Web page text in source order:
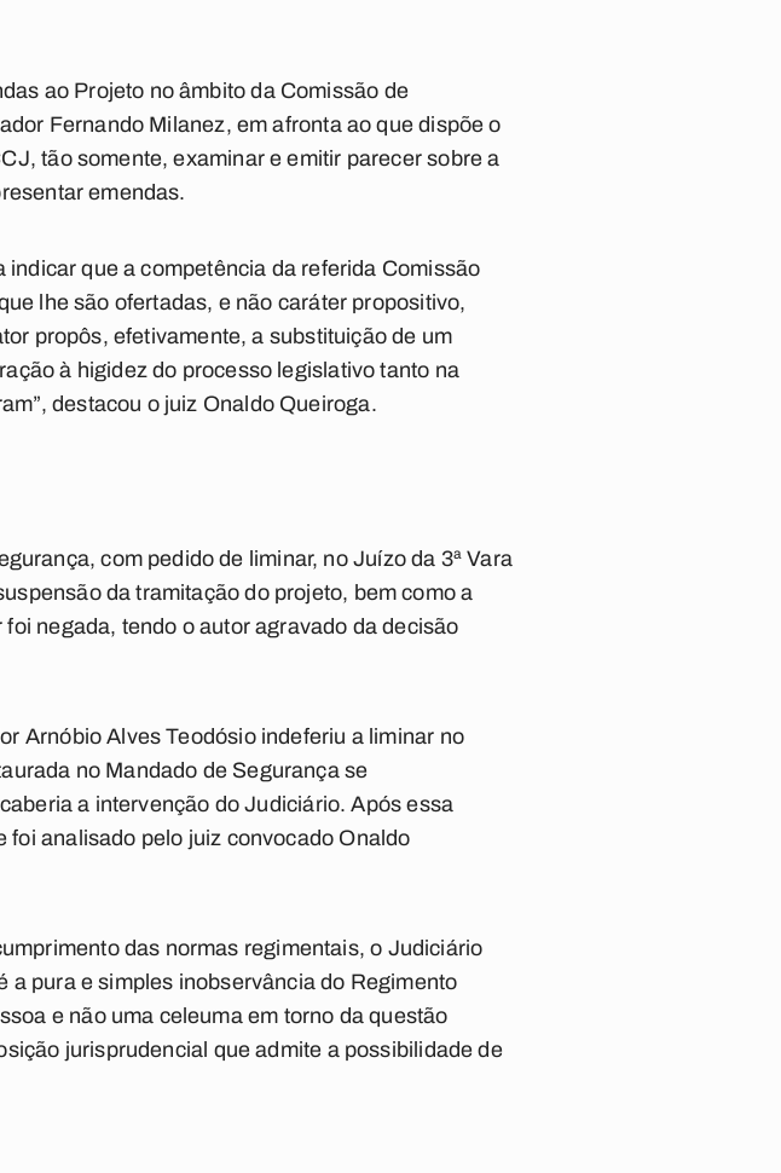
ao Projeto no âmbito da Comissão de
Fernando Milanez, em afronta ao que dispõe o
tão somente, examinar e emitir parecer sobre a
emendas.
que a competência da referida Comissão
lhe são ofertadas, e não caráter propositivo,
propôs, efetivamente, a substituição de um
à higidez do processo legislativo tanto na
destacou o juiz Onaldo Queiroga.
com pedido de liminar, no Juízo da 3ª Vara
da tramitação do projeto, bem como a
negada, tendo o autor agravado da decisão
Arnóbio Alves Teodósio indeferiu a liminar no
no Mandado de Segurança se
a intervenção do Judiciário. Após essa
analisado pelo juiz convocado Onaldo
das normas regimentais, o Judiciário
a pura e simples inobservância do Regimento
e não uma celeuma em torno da questão
jurisprudencial que admite a possibilidade de